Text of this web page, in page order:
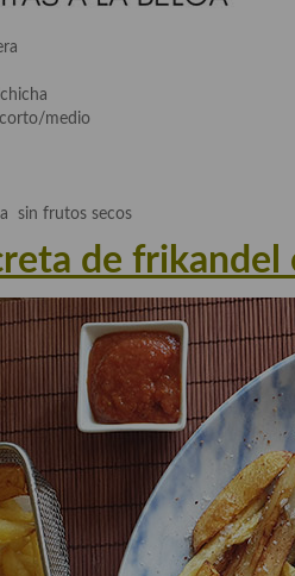
corto/medio
sin frutos secos
de